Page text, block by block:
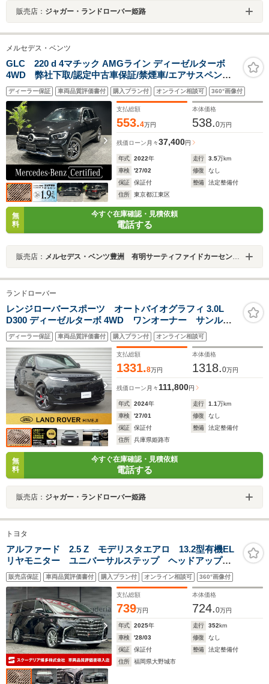
販売店： ジャガー・ランドローバー姫路
メルセデス・ベンツ
GLC 220 d 4マチック AMGライン ディーゼルターボ
4WD 弊社下取/認定中古車保証/禁煙車/エアサスペンシ
ョン/リアエアコン/パノラミックスライディングルーフ/ア
ンビエントライト64色/Apple Car Play/シートヒータ
ー/360°カメラ/AMGスタイリングパッケージ/キーレスゴ
ー
ディーラー保証 車両品質評価書付 購入プラン付 オンライン相談可 360°画像付
支払総額
553.4万円
本体価格
538.0万円
残価ローン 月々37,400円
年式 2022年 走行 3.5万km
車検
'27/02 修復
なし
保証
保証付 整備
法定整備付
住所
東京都江東区
無
料
今すぐ在庫確認・見積依頼
電話する
販売店： メルセデス・ベンツ豊洲 有明サーティファイドカーセンター
ランドローバー
レンジローバースポーツ オートバイオグラフィ 3.0L
D300 ディーゼルターボ 4WD ワンオーナー サンルー
フ サイドステップ
ディーラー保証 車両品質評価書付 購入プラン付 オンライン相談可
支払総額
1331.8万円
本体価格
1318.0万円
残価ローン 月々 111,800円
年式 2024年 走行 1.1万km
車検
'27/01 修復
なし
保証
保証付 整備
法定整備付
住所
兵庫県姫路市
無
料
今すぐ在庫確認・見積依頼
電話する
販売店： ジャガー・ランドローバー姫路
トヨタ
アルファード 2.5 Z モデリスタエアロ 13.2型有機EL
リヤモニター ユニバーサルステップ ヘッドアップデ
ィスプレイ サンルーフ デジタルミラー シグネチャ
ーイルミブレード ワンオーナー
販売店保証 車両品質評価書付 購入プラン付 オンライン相談可 360°画像付
支払総額
739万円
本体価格
724.0万円
年式 2025年 走行 352km
車検
'28/03 修復
なし
保証
保証付 整備
法定整備付
住所
福岡県大野城市